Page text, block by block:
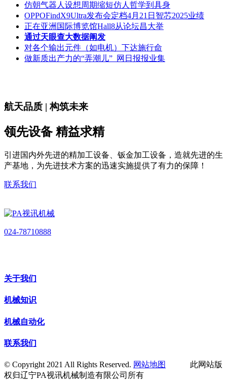
仿朝气器人设想周期缩短仿人哲学到具身
OPPOFindX9Ultra发布会定档4月21日智芯2025业绩
正在亚洲国际博览馆Hall8从论坛昌大举
通过天眼查大数据阐发
对各个输出元件（如电机）下达施行命
做新质出产力的“弄潮儿”_网日报报业集
航天品质 | 构筑未来
领先设备 精益求精
引进国内外先进的精加工设备、钣金加工设备，造就先进的生
产基地，为先进技术方案的迅速实施提供了有力的保障！
联系我们
024-78710888
关于我们
机械知识
机械自动化
联系我们
© Copyright 2021 All Rights Reserved. 网站地图
此网站版
权归辽宁PA视讯机械制造有限公司所有